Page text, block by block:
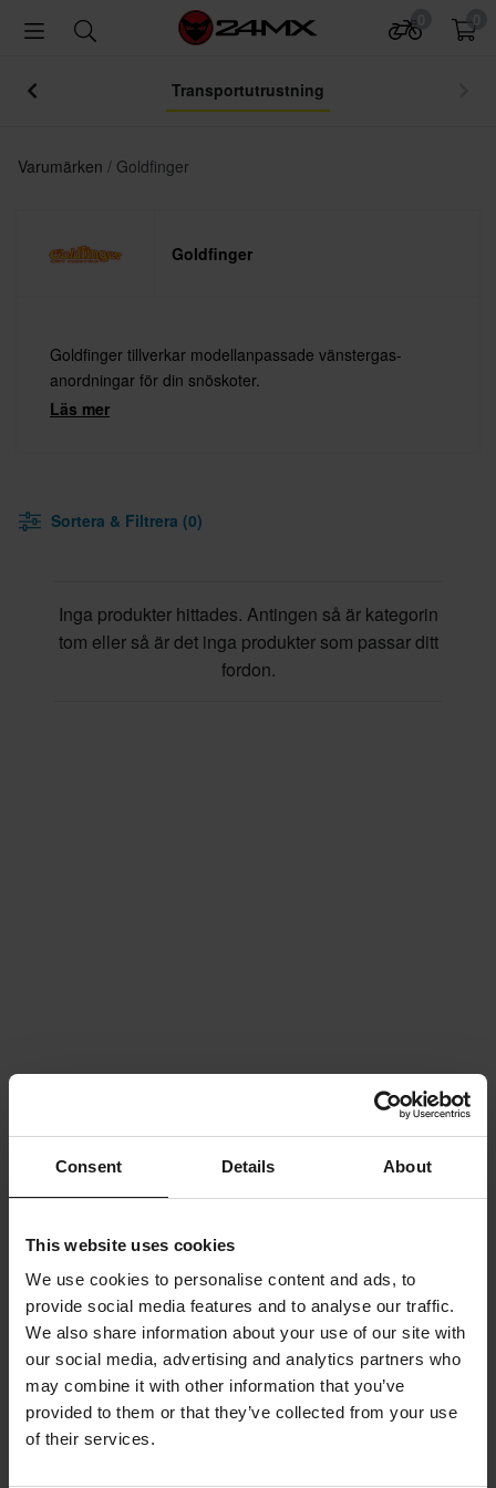
Consent Details About
This website uses cookies
We use cookies to personalise content and ads, to
provide social media features and to analyse our traffic.
We also share information about your use of our site with
our social media, advertising and analytics partners who
may combine it with other information that you’ve
provided to them or that they’ve collected from your use
of their services.
Transportutrustning
Varumärken Goldfinger
Goldfinger
Goldfinger tillverkar modellanpassade vänstergas-
anordningar för din snöskoter.
Läs mer
Sortera & Filtrera (0)
Inga produkter hittades. Antingen så är kategorin
tom eller så är det inga produkter som passar ditt
fordon.